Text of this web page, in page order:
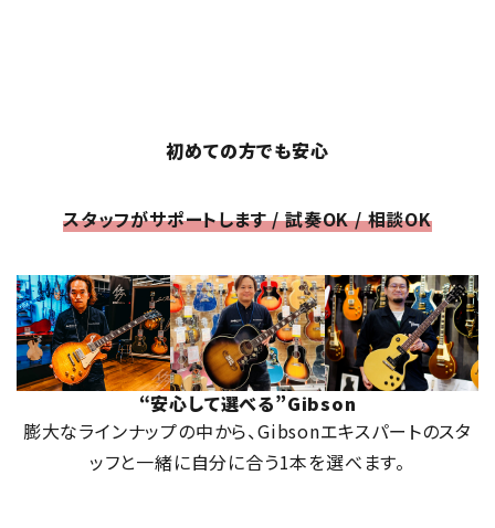
初めての方でも安心
スタッフがサポートします / 試奏OK / 相談OK
“安心して選べる”Gibson
膨大なラインナップの中から、Gibsonエキスパートのスタ
ッフと一緒に自分に合う1本を選べます。